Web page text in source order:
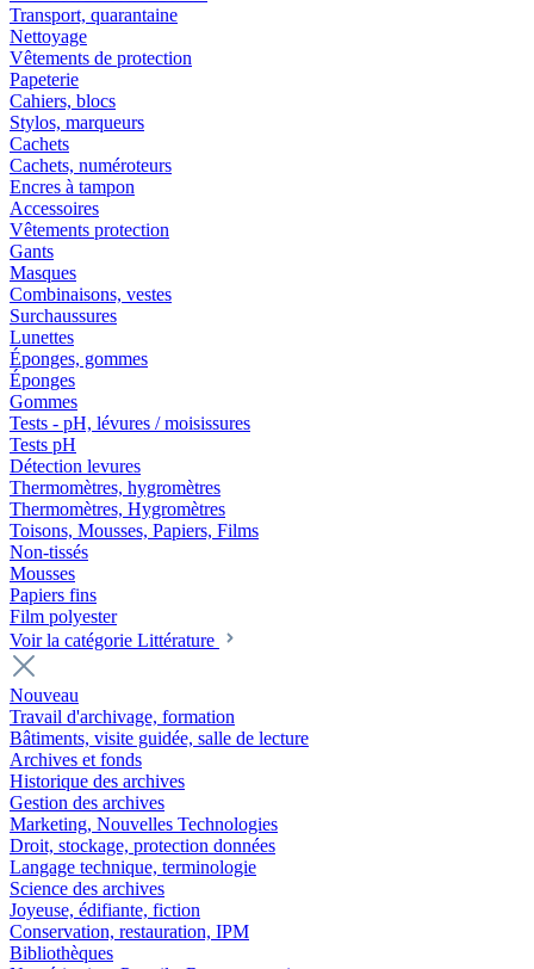
Transport, quarantaine
Nettoyage
Vêtements de protection
Papeterie
Cahiers, blocs
Stylos, marqueurs
Cachets
Cachets, numéroteurs
Encres à tampon
Accessoires
Vêtements protection
Gants
Masques
Combinaisons, vestes
Surchaussures
Lunettes
Éponges, gommes
Éponges
Gommes
Tests - pH, lévures / moisissures
Tests pH
Détection levures
Thermomètres, hygromètres
Thermomètres, Hygromètres
Toisons, Mousses, Papiers, Films
Non-tissés
Mousses
Papiers fins
Film polyester
Voir la catégorie Littérature
Nouveau
Travail d'archivage, formation
Bâtiments, visite guidée, salle de lecture
Archives et fonds
Historique des archives
Gestion des archives
Marketing, Nouvelles Technologies
Droit, stockage, protection données
Langage technique, terminologie
Science des archives
Joyeuse, édifiante, fiction
Conservation, restauration, IPM
Bibliothèques